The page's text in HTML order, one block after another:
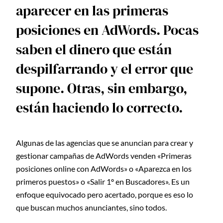
aparecer en las primeras
posiciones en AdWords. Pocas
saben el dinero que están
despilfarrando y el error que
supone. Otras, sin embargo,
están haciendo lo correcto.
Algunas de las agencias que se anuncian para crear y
gestionar campañas de AdWords venden «Primeras
posiciones online con AdWords» o «Aparezca en los
primeros puestos» o «Salir 1º en Buscadores». Es un
enfoque equivocado pero acertado, porque es eso lo
que buscan muchos anunciantes, sino todos.